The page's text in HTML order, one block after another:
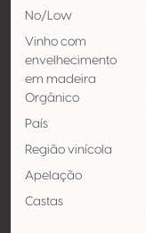
No/Low
Vinho com
envelhecimento
em madeira
Orgânico
País
Região vinícola
Apelação
Castas